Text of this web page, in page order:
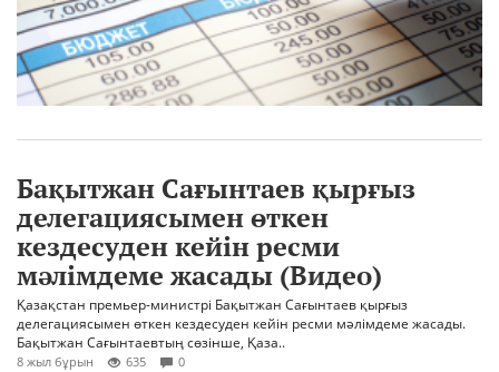
Бақытжан Сағынтаев қырғыз
делегациясымен өткен
кездесуден кейін ресми
мәлімдеме жасады (Видео)
Қазақстан премьер-министрі Бақытжан Сағынтаев қырғыз
делегациясымен өткен кездесуден кейін ресми мәлімдеме жасады.
Бақытжан Сағынтаевтың сөзінше, Қаза..
8 жыл бұрын 635 0